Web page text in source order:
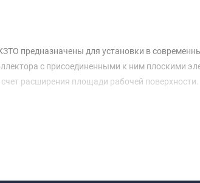
предназначены для установки в
с присоединенными к ним плоскими
расширения площади рабочей поверхности.